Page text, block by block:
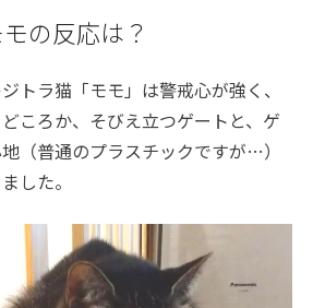
の反応は？
トラ猫「モモ」は警戒心が強く、
ころか、そびえ立つゲートと、ゲ
（普通のプラスチックですが…）
した。